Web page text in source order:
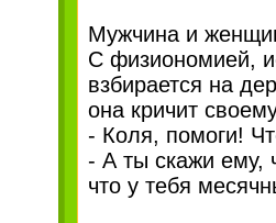
Мужчина и
С физиономией,
взбирается на
она кричит
- Коля, помоги!
- А ты скажи ему,
что у тебя